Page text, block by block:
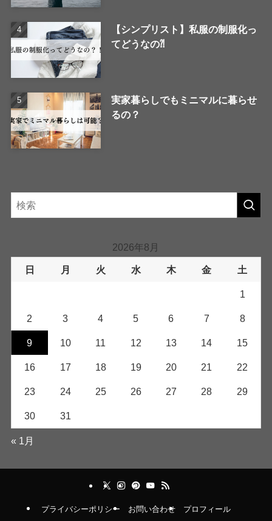
【シンプリスト】私服の制服化っ
てどうなの⁈
実家暮らしでもミニマルに暮らせ
るの？
2026年8月
日 月 火 水 木 金 土
1
2 3 4 5 6 7 8
9 10 11 12 13 14 15
16 17 18 19 20 21 22
23 24 25 26 27 28 29
30 31
« 1月
プライバシーポリシー お問い合わせ プロフィール